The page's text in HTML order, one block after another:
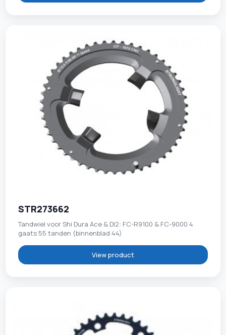
STR273662
Tandwiel voor Shi Dura Ace & DI2: FC-R9100 & FC-9000 4
gaats 55 tanden (binnenblad 44)
View product